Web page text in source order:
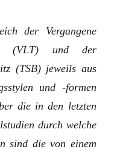
der Vergangene
(VLT) und der
(TSB) jeweils aus
und -formen
die in den letzten
durch welche
sind die von einem